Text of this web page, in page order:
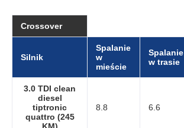
Crossover
Silnik
Spalanie
w
mieście
Spalanie
w trasie
3.0 TDI clean
diesel
tiptronic
quattro (245
8.8 6.6